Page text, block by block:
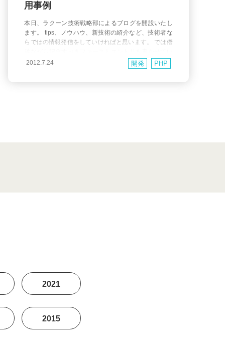
用事例
本日、ラクーン技術戦略部によるブログを開設いたし
ます。 tips、ノウハウ、新技術の紹介など、技術者な
らではの情報発信をしていければと思います。 では僭
ただきます。 今回はphp用プロファイラ「xhprof」の
導入、問題発生、及びstraceによる原因究明の顛末を
2012.7.24 開発 PHP
2021
2015